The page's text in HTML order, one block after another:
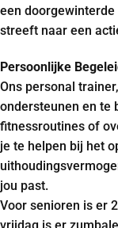
een
streeft naar een
Persoonlijke
Ons personal
ondersteunen en te
fitnessroutines of
je te helpen bij het
jou past.
Voor senioren is er